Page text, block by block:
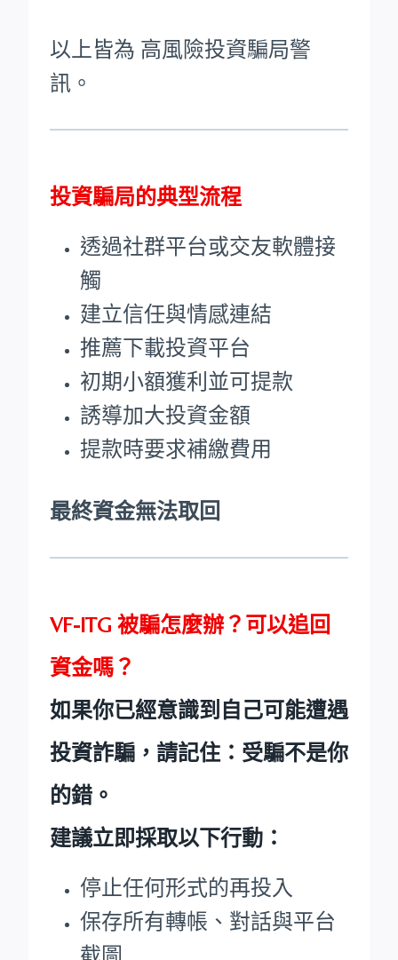
以上皆為 高風險投資騙局警
訊。
投資騙局的典型流程
透過社群平台或交友軟體接
觸
建立信任與情感連結
推薦下載投資平台
初期小額獲利並可提款
誘導加大投資金額
提款時要求補繳費用
最終資金無法取回
VF-ITG 被騙怎麼辦？可以追回
資金嗎？
如果你已經意識到自己可能遭遇
投資詐騙，請記住：受騙不是你
的錯。
建議立即採取以下行動：
停止任何形式的再投入
保存所有轉帳、對話與平台
截圖